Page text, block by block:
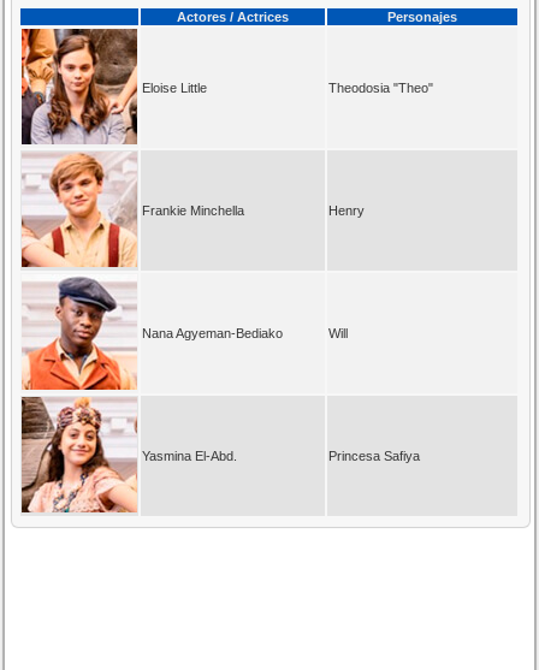
Actores / Actrices Personajes
Eloise Little Theodosia "Theo"
Frankie Minchella Henry
Nana Agyeman-Bediako Will
Yasmina El-Abd. Princesa Safiya